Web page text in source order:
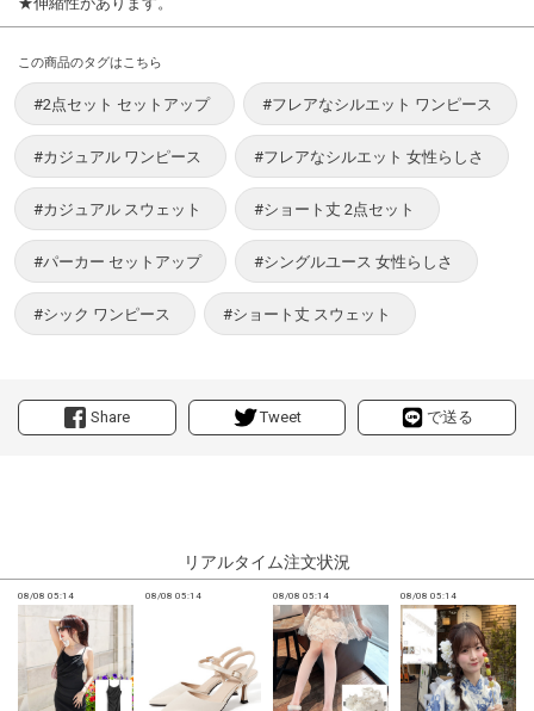
Share Tweet で送る
この商品のタグはこちら
#2点セット セットアップ #フレアなシルエット ワンピース
#カジュアル ワンピース #フレアなシルエット 女性らしさ
#カジュアル スウェット #ショート丈 2点セット
#パーカー セットアップ #シングルユース 女性らしさ
#シック ワンピース #ショート丈 スウェット
リアルタイム注文状況
08/08 05:14 08/08 05:14 08/08 05:14 08/08 05:14